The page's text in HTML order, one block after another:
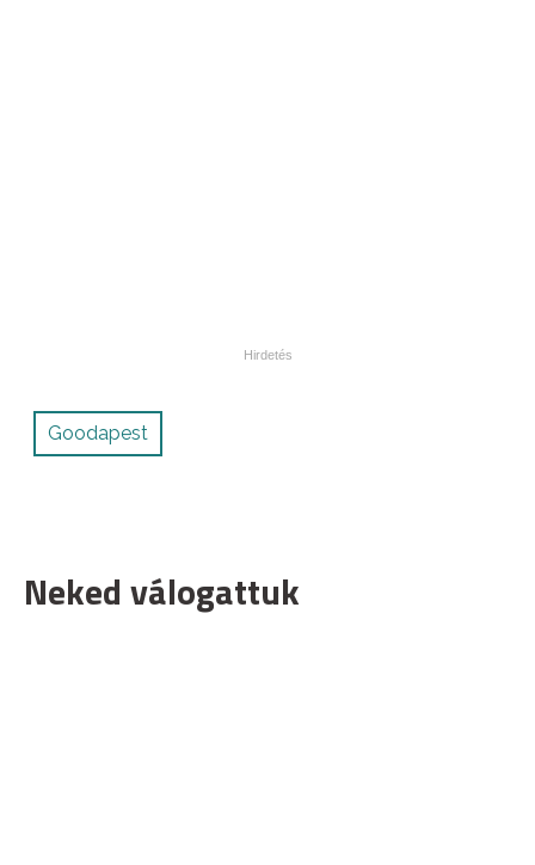
Goodapest
Neked válogattuk